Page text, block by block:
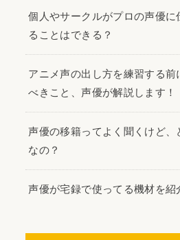
個人やサークルがプロの声優に
ることはできる？
アニメ声の出し方を練習する前
べきこと、声優が解説します！
声優の移籍ってよく聞くけど、
なの？
声優が宅録で使ってる機材を紹